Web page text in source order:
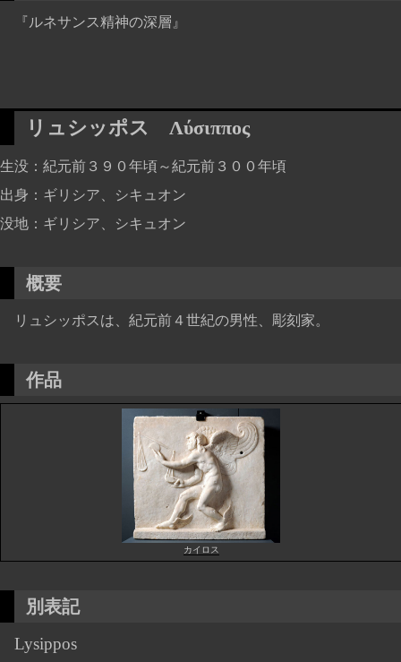
『ルネサンス精神の深層』
リュシッポス Λύσιππος
生没
紀元前３９０年頃～紀元前３００年頃
出身
ギリシア、シキュオン
没地
ギリシア、シキュオン
概要
リュシッポスは、紀元前４世紀の男性、彫刻家。
作品
カイロス
別表記
Lysippos